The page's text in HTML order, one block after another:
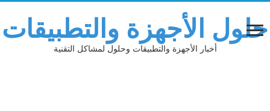
حلول الأجهزة والتطبيقات
أخبار الأجهزة والتطبيقات وحلول لمشاكل التقنية